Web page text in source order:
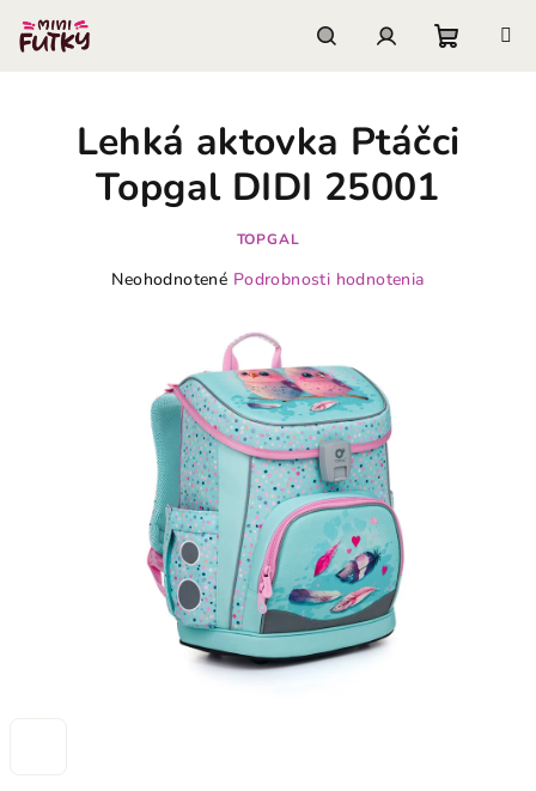
obsah
košík
Lehká aktovka Ptáčci
Topgal DIDI 25001
TOPGAL
Priemerné
hviezdičiek.
Neohodnotené Podrobnosti hodnotenia